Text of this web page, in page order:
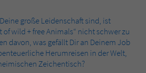
große Leidenschaft sind, ist
of wild + free Animals“ nicht schwer zu
davon, was gefällt Dir an Deinem Job
Herumreisen in der Welt,
Zeichentisch?